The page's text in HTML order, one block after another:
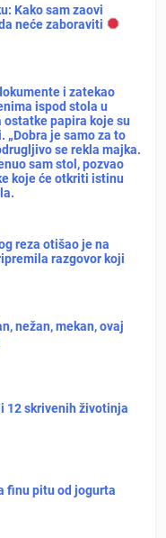
Kako sam zaovi
neće zaboraviti
i zatekao
ispod stola u
papira koje su
je samo za to
se rekla majka.
sam stol, pozvao
koje će otkriti istinu
reza otišao je na
razgovor koji
nežan, mekan, ovaj
12 skrivenih životinja
finu pitu od jogurta